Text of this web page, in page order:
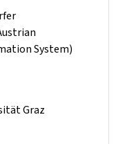
System)
Graz